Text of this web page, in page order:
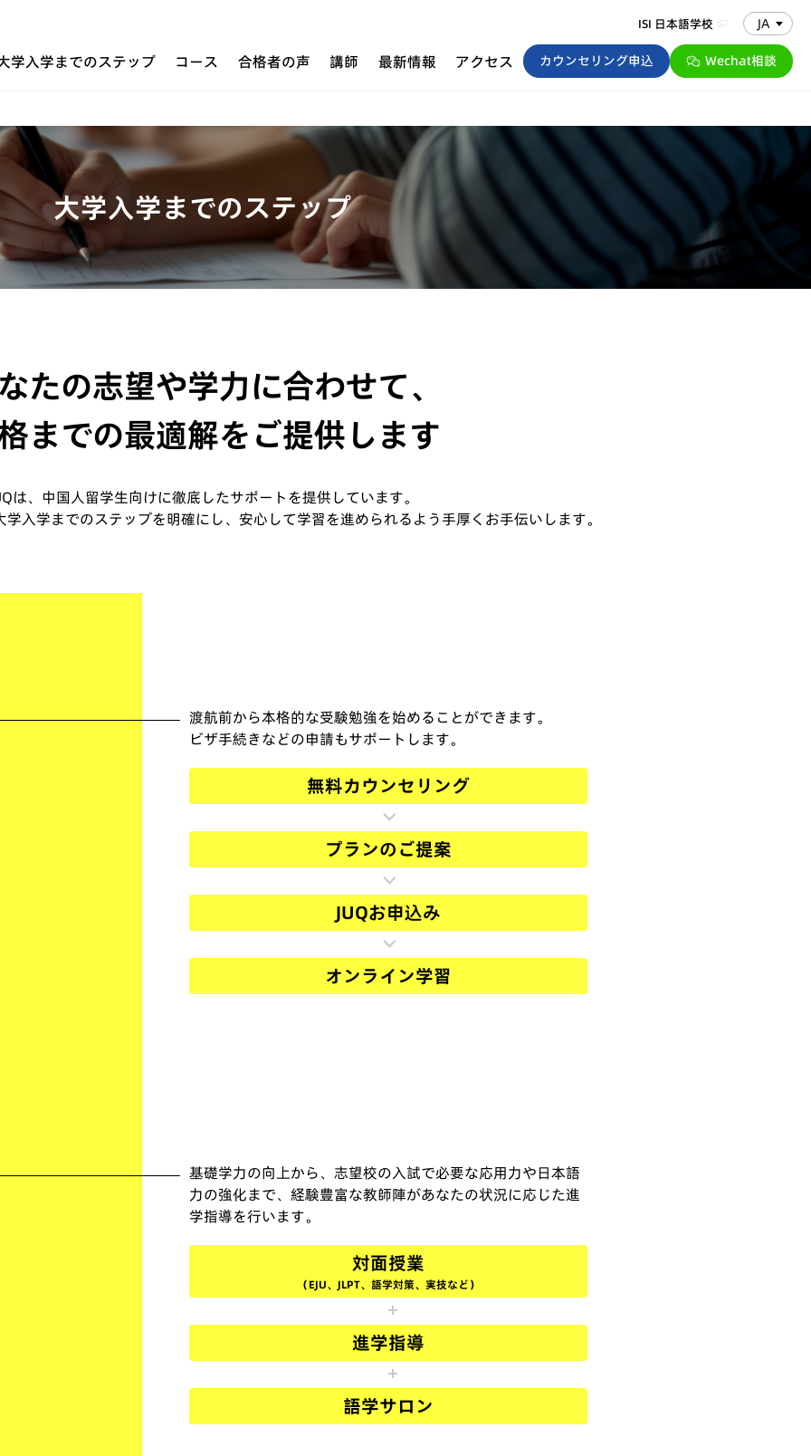
ISI 日本語学校 JA
学入学までのステップ コース 合格者の声 講師 最新情報 アクセス カウンセリング申込 Wechat相談
大学入学までのステップ
たの志望や学力に合わせて、
までの最適解をご提供します
は、中国人留学生向けに徹底したサポートを提供しています。
入学までのステップを明確にし、安心して学習を進められるよう手厚くお手伝いします。
渡航前から本格的な受験勉強を始めることができます。
ビザ手続きなどの申請もサポートします。
無料カウンセリング
プランのご提案
JUQお申込み
オンライン学習
基礎学力の向上から、志望校の入試で必要な応用力や日本語
力の強化まで、経験豊富な教師陣があなたの状況に応じた進
学指導を行います。
対面授業
（EJU、JLPT、語学対策、実技など）
進学指導
語学サロン